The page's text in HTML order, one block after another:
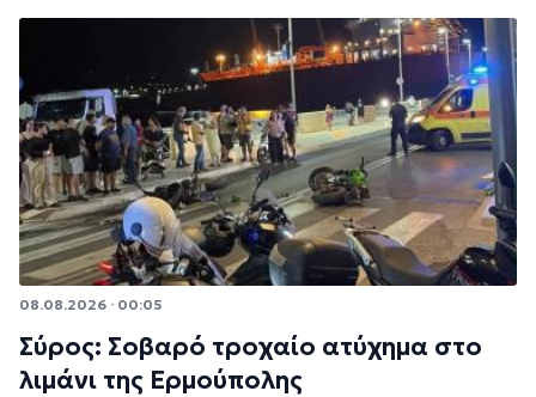
08.08.2026 · 00:05
Σύρος: Σοβαρό τροχαίο ατύχημα στο
λιμάνι της Ερμούπολης